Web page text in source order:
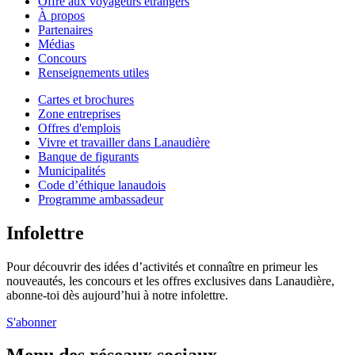
À propos
Partenaires
Médias
Concours
Renseignements utiles
Cartes et brochures
Zone entreprises
Offres d'emplois
Vivre et travailler dans Lanaudière
Banque de figurants
Municipalités
Code d’éthique lanaudois
Programme ambassadeur
Infolettre
Pour découvrir des idées d’activités et connaître en primeur les
nouveautés, les concours et les offres exclusives dans Lanaudière,
abonne-toi dès aujourd’hui à notre infolettre.
S'abonner